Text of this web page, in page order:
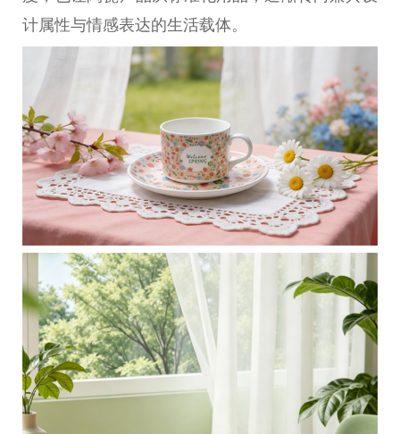
计属性与情感表达的生活载体。